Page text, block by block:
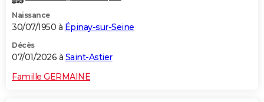
Naissance
30/07/1950 à Épinay-sur-Seine
Décès
07/01/2026 à Saint-Astier
Famille GERMAINE